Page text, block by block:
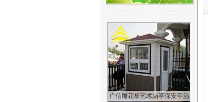
广信雕花板艺术岗亭保安亭治